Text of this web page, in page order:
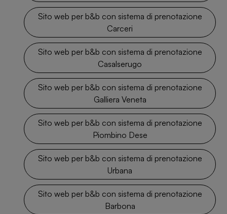
Sito web per b&b con sistema di prenotazione
Carceri
Sito web per b&b con sistema di prenotazione
Casalserugo
Sito web per b&b con sistema di prenotazione
Galliera Veneta
Sito web per b&b con sistema di prenotazione
Piombino Dese
Sito web per b&b con sistema di prenotazione
Urbana
Sito web per b&b con sistema di prenotazione
Barbona